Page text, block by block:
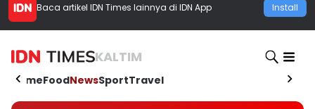
Baca artikel IDN Times lainnya di IDN App Install
KALTIM
HomeFoodNewsSportTravel